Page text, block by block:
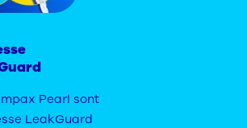
Pearl sont
LeakGuard